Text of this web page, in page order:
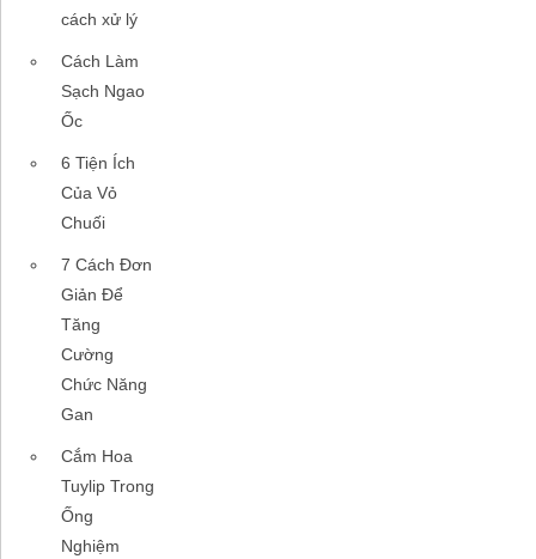
cách xử lý
Cách Làm
Sạch Ngao
Ốc
6 Tiện Ích
Của Vỏ
Chuối
7 Cách Đơn
Giản Để
Tăng
Cường
Chức Năng
Gan
Cắm Hoa
Tuylip Trong
Ống
Nghiệm